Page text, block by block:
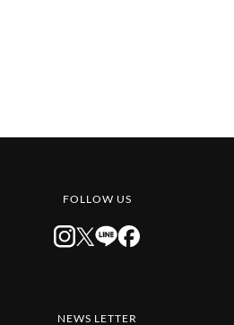
FOLLOW US
NEWS LETTER